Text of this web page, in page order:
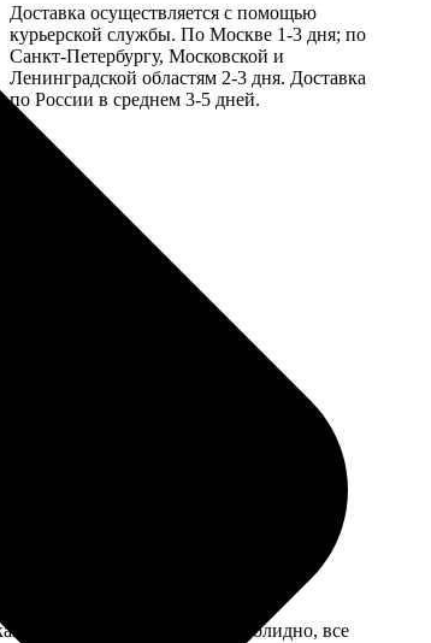
Доставка осуществляется с помощью
курьерской службы. По Москве 1-3 дня; по
Санкт-Петербургу, Московской и
Ленинградской областям 2-3 дня. Доставка
по России в среднем 3-5 дней.
критично.
Зато смотрится на полке солидно, все